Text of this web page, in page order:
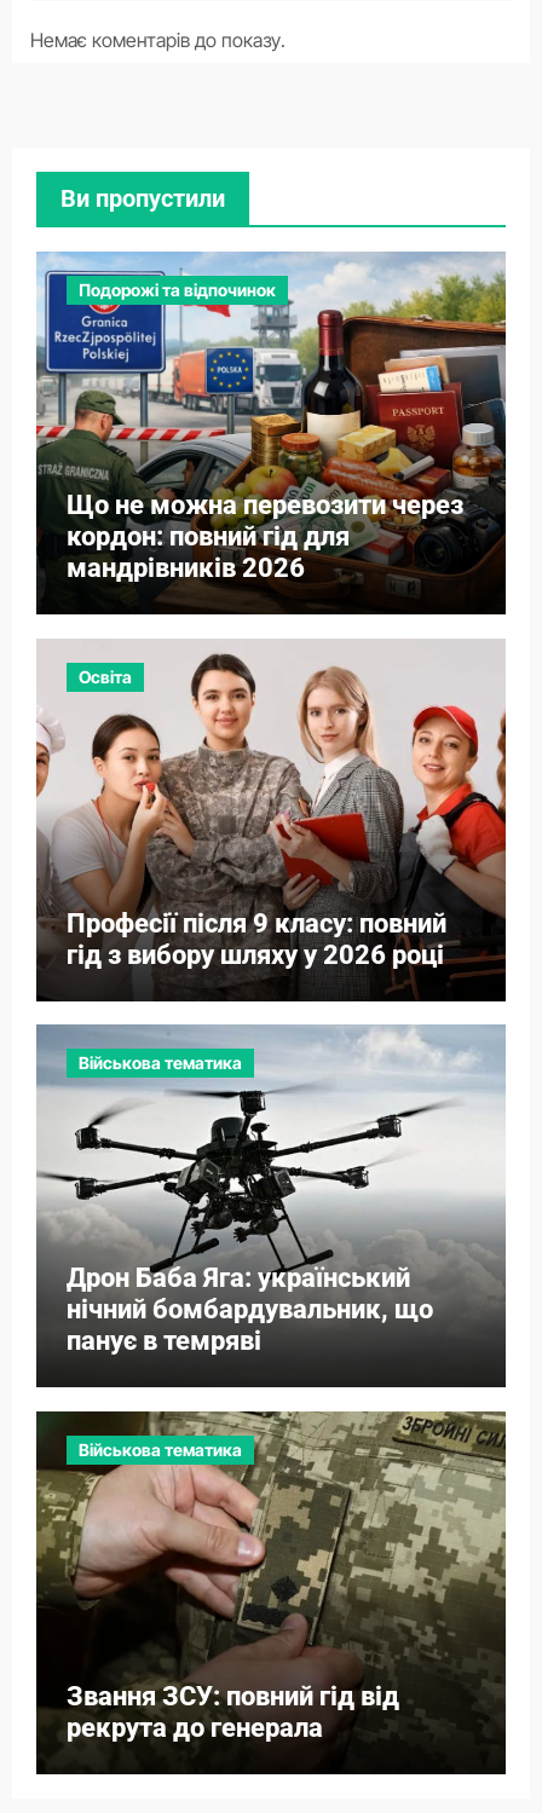
Немає коментарів до показу.
Ви пропустили
Подорожі та відпочинок
Що не можна перевозити через
кордон: повний гід для
мандрівників 2026
Освіта
Професії після 9 класу: повний
гід з вибору шляху у 2026 році
Військова тематика
Дрон Баба Яга: український
нічний бомбардувальник, що
панує в темряві
Військова тематика
Звання ЗСУ: повний гід від
рекрута до генерала